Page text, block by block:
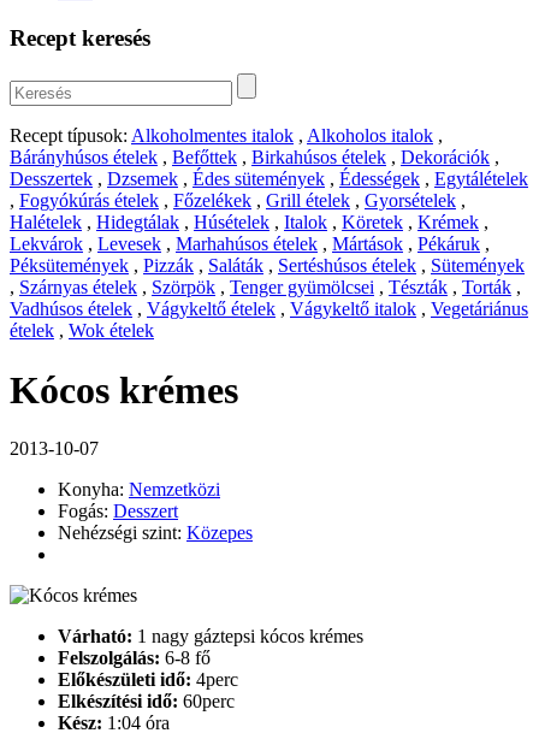
Recept keresés
Recept típusok: Alkoholmentes italok , Alkoholos italok ,
Bárányhúsos ételek , Befőttek , Birkahúsos ételek , Dekorációk ,
Desszertek , Dzsemek , Édes sütemények , Édességek , Egytálételek
, Fogyókúrás ételek , Főzelékek , Grill ételek , Gyorsételek ,
Halételek , Hidegtálak , Húsételek , Italok , Köretek , Krémek ,
Lekvárok , Levesek , Marhahúsos ételek , Mártások , Pékáruk ,
Péksütemények , Pizzák , Saláták , Sertéshúsos ételek , Sütemények
, Szárnyas ételek , Szörpök , Tenger gyümölcsei , Tészták , Torták ,
Vadhúsos ételek , Vágykeltő ételek , Vágykeltő italok , Vegetáriánus
ételek , Wok ételek
Kócos krémes
2013-10-07
Konyha: Nemzetközi
Fogás: Desszert
Nehézségi szint: Közepes
Várható: 1 nagy gáztepsi kócos krémes
Felszolgálás: 6-8 fő
Előkészületi idő: 4perc
Elkészítési idő: 60perc
Kész: 1:04 óra